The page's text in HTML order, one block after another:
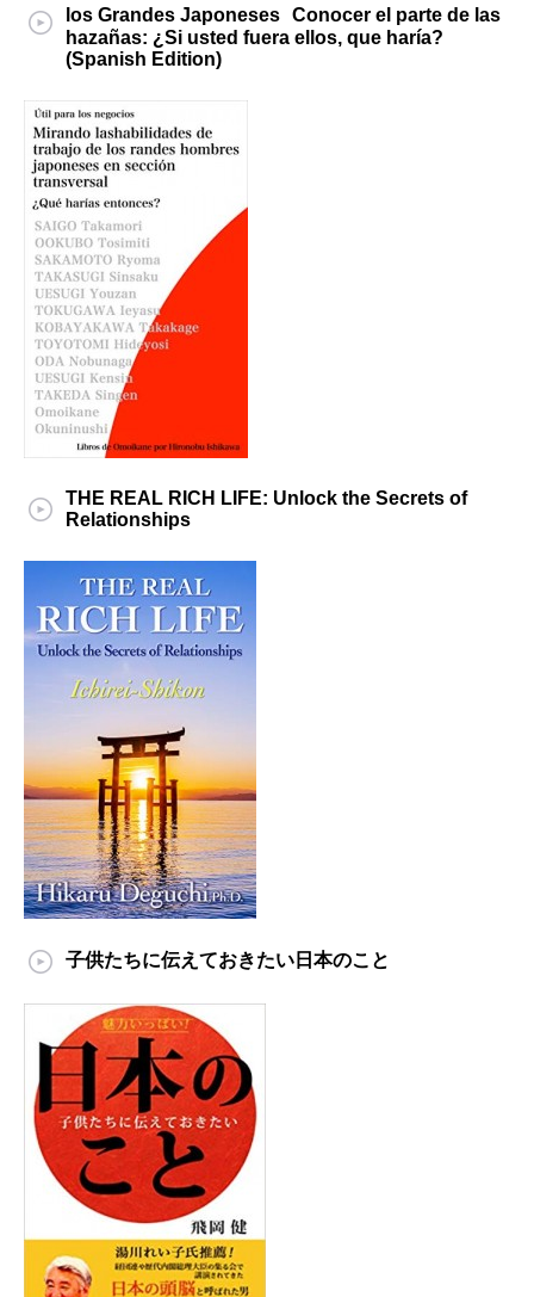
los Grandes Japoneses Conocer el parte de las
hazañas: ¿Si usted fuera ellos, que haría?
(Spanish Edition)
THE REAL RICH LIFE: Unlock the Secrets of
Relationships
子供たちに伝えておきたい日本のこと